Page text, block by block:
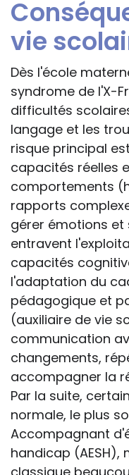
vie
Dès l'école
syndrome de l'X-
difficultés
langage et les
risque principal
capacités réelles
comportements
rapports
gérer émotions et
entravent
capacités
l'adaptation du
pédagogique et
(auxiliaire de vie
communication
changements,
accompagner la
Par la suite,
normale, le plus
Accompagnant
handicap